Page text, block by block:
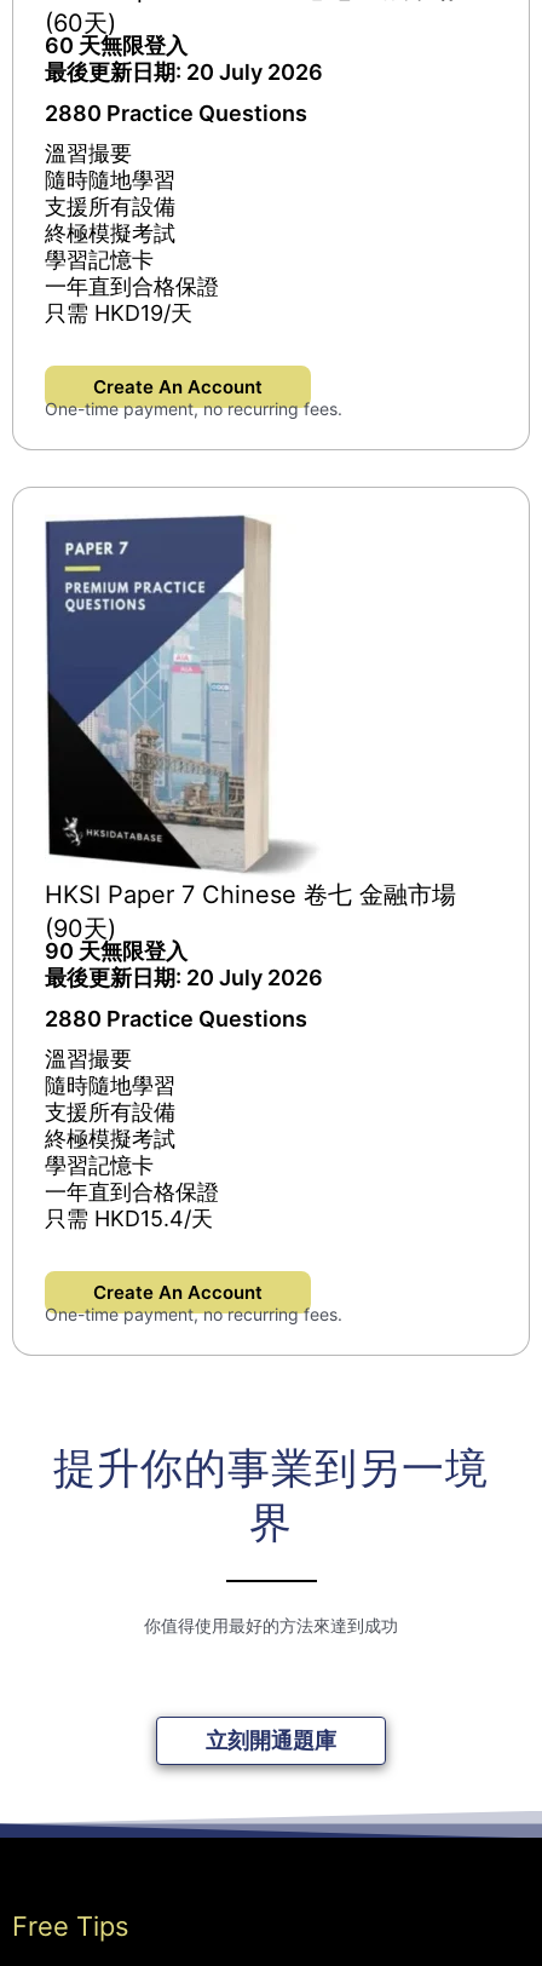
(60天)
60 天無限登入
最後更新日期: 20 July 2026
2880 Practice Questions
溫習撮要​
隨時隨地學習
支援所有設備
終極模擬考試​
學習記憶卡
一年直到合格保證​
只需 HKD19/天
Create An Account
One-time payment, no recurring fees.
HKSI Paper 7 Chinese 卷七 金融市場
(90天)
90 天無限登入
最後更新日期: 20 July 2026
2880 Practice Questions
溫習撮要​
隨時隨地學習
支援所有設備
終極模擬考試​
學習記憶卡
一年直到合格保證​
只需 HKD15.4/天
Create An Account
One-time payment, no recurring fees.
提升你的事業到另一境
界
你值得使用最好的方法來達到成功
立刻開通題庫
Free Tips